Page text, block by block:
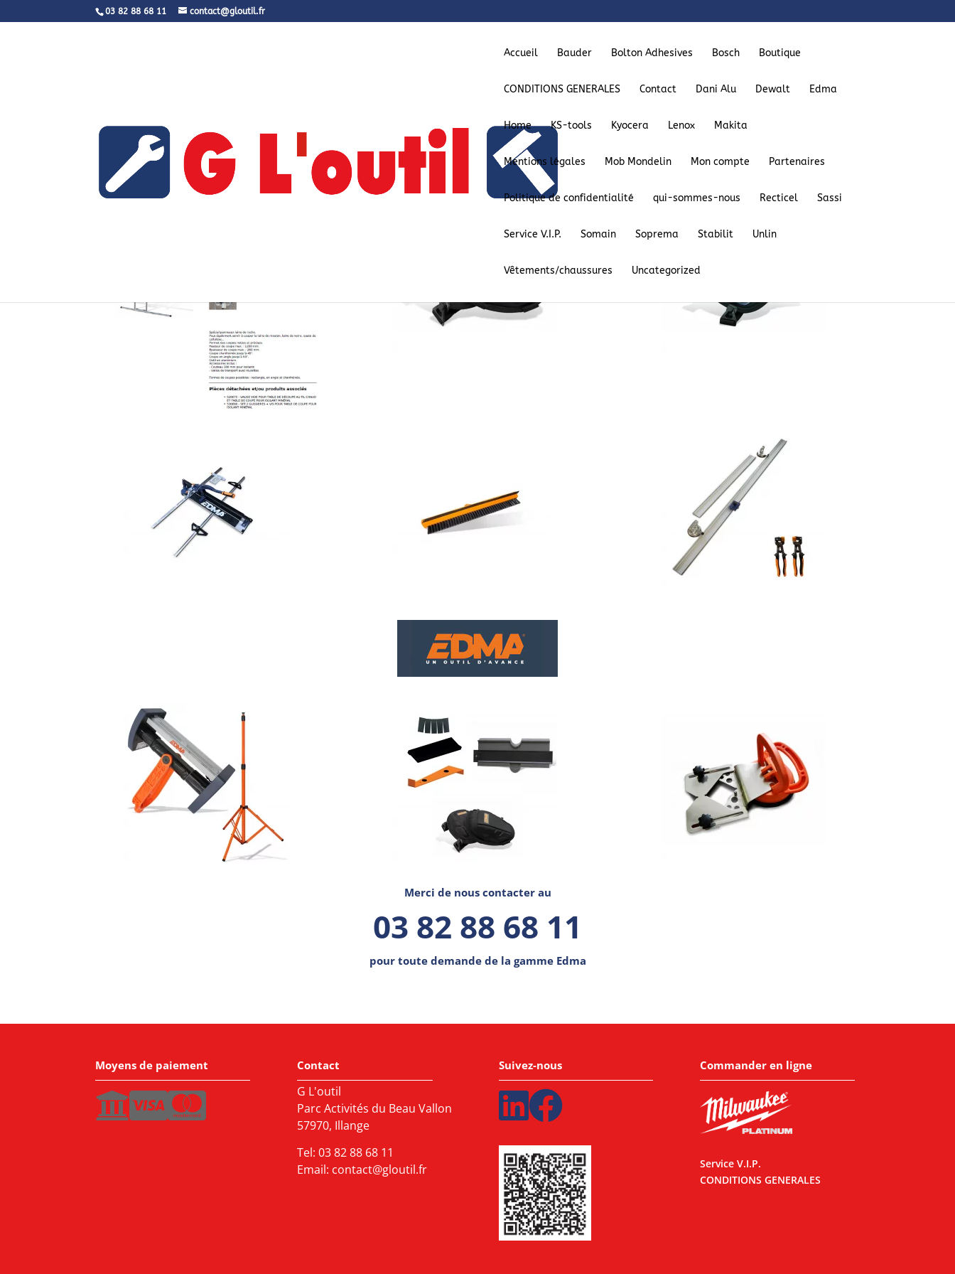
03 82 88 68 11 contact@gloutil.fr
Accueil Bauder Bolton Adhesives Bosch Boutique
CONDITIONS GENERALES Contact Dani Alu Dewalt Edma
Home KS-tools Kyocera Lenox Makita
Mentions légales Mob Mondelin Mon compte Partenaires
Politique de confidentialité qui-sommes-nous Recticel Sassi
Service V.I.P. Somain Soprema Stabilit Unlin
Vêtements/chaussures Uncategorized
Merci de nous contacter au
03 82 88 68 11
pour toute demande de la gamme Edma
Moyens de paiement Contact
G L'outil
Parc Activités du Beau Vallon
57970, Illange
Tel: 03 82 88 68 11
Email: contact@gloutil.fr
Suivez-nous Commander en ligne
Service V.I.P.
CONDITIONS GENERALES